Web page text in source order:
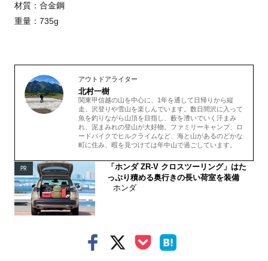
材質：合金鋼
重量：735g
アウトドアライター
北村一樹
関東甲信越の山を中心に、1年を通して日帰りから縦
走、沢登りや雪山を楽しんでいます。数日間沢に入って
魚を釣りながら山頂を目指し、藪を漕いでいく汗まみ
れ、泥まみれの登山が大好物。ファミリーキャンプ、ロ
ードバイクでヒルクライムなど、海と山があるのどかな
町に住み、暇を見つけては年中山で過ごしています。
PR
「ホンダ ZR-V クロスツーリング」はた
っぷり積める奥行きの長い荷室を装備
ホンダ